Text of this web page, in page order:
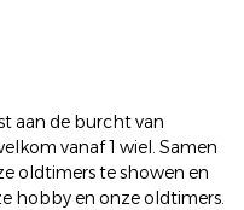
aan de burcht van
vanaf 1 wiel. Samen
oldtimers te showen en
hobby en onze oldtimers.